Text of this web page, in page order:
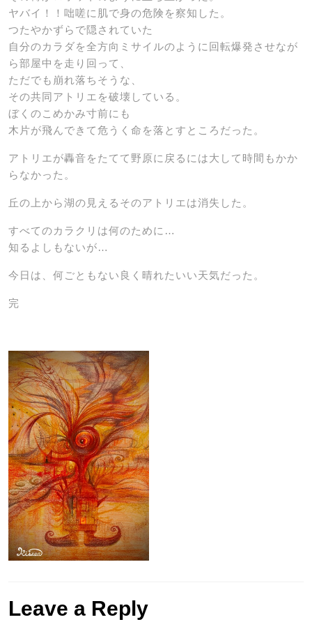
ヤバイ！！咄嗟に肌で身の危険を察知した。
つたやかずらで隠されていた
自分のカラダを全方向ミサイルのように回転爆発させなが
ら部屋中を走り回って、
ただでも崩れ落ちそうな、
その共同アトリエを破壊している。
ぼくのこめかみ寸前にも
木片が飛んできて危うく命を落とすところだった。
アトリエが轟音をたてて野原に戻るには大して時間もかか
らなかった。
丘の上から湖の見えるそのアトリエは消失した。
すべてのカラクリは何のために…
知るよしもないが…
今日は、何ごともない良く晴れたいい天気だった。
完
Leave a Reply